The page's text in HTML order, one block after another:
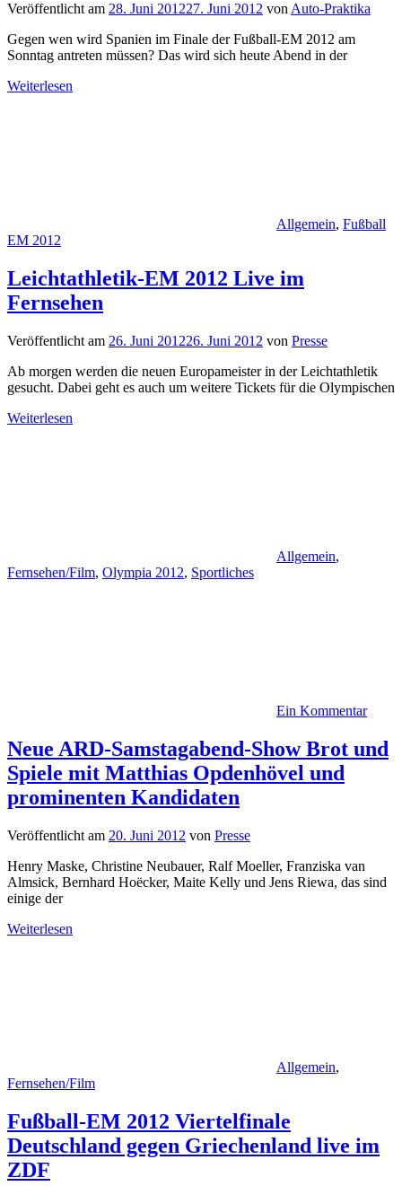
Veröffentlicht am 28. Juni 201227. Juni 2012 von Auto-Praktika
Gegen wen wird Spanien im Finale der Fußball-EM 2012 am
Sonntag antreten müssen? Das wird sich heute Abend in der
Weiterlesen
Allgemein, Fußball
EM 2012
Leichtathletik-EM 2012 Live im
Fernsehen
Veröffentlicht am 26. Juni 201226. Juni 2012 von Presse
Ab morgen werden die neuen Europameister in der Leichtathletik
gesucht. Dabei geht es auch um weitere Tickets für die Olympischen
Weiterlesen
Allgemein,
Fernsehen/Film, Olympia 2012, Sportliches
Ein Kommentar
Neue ARD-Samstagabend-Show Brot und
Spiele mit Matthias Opdenhövel und
prominenten Kandidaten
Veröffentlicht am 20. Juni 2012 von Presse
Henry Maske, Christine Neubauer, Ralf Moeller, Franziska van
Almsick, Bernhard Hoëcker, Maite Kelly und Jens Riewa, das sind
einige der
Weiterlesen
Allgemein,
Fernsehen/Film
Fußball-EM 2012 Viertelfinale
Deutschland gegen Griechenland live im
ZDF